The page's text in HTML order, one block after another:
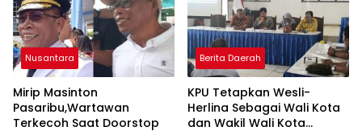
Nusantara
Mirip Masinton
Pasaribu,Wartawan
Terkecoh Saat Doorstop
Berita Daerah
KPU Tetapkan Wesli-
Herlina Sebagai Wali Kota
dan Wakil Wali Kota